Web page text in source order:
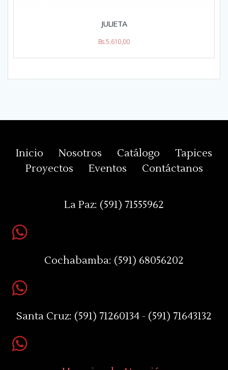
JULIETA
Bs.5.610,00
Inicio Nosotros Catálogo
Tapices
Proyectos
Eventos Contáctanos
La Paz: (591) 71555962
Cochabamba: (591) 68056202
Santa Cruz: (591) 71260134 - (591) 71643132